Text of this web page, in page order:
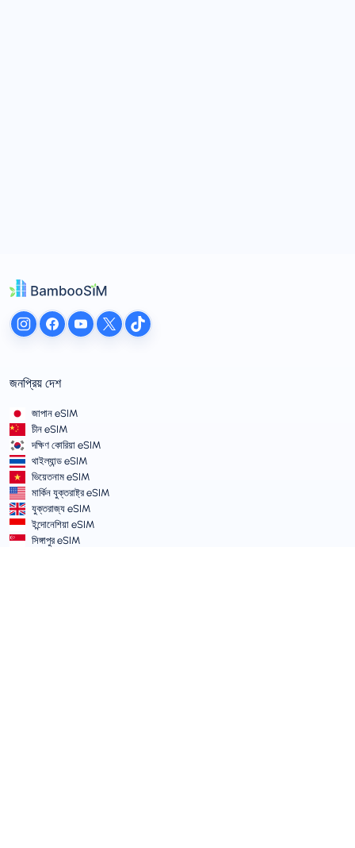
জনপ্রিয় দেশ
জাপান eSIM
চীন eSIM
দক্ষিণ কোরিয়া eSIM
থাইল্যান্ড eSIM
ভিয়েতনাম eSIM
মার্কিন যুক্তরাষ্ট্র eSIM
যুক্তরাজ্য eSIM
ইন্দোনেশিয়া eSIM
সিঙ্গাপুর eSIM